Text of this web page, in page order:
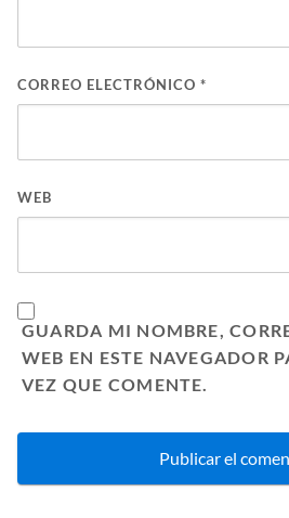
CORREO ELECTRÓNICO *
WEB
GUARDA MI NOMBRE,
WEB EN ESTE NAVEGADOR
VEZ QUE COMENTE.